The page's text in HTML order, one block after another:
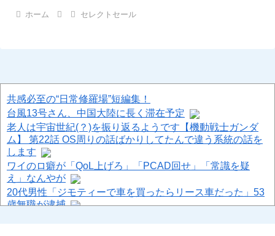
ホーム セレクトセール
共感必至の“日常修羅場”短編集！
台風13号さん、中国大陸に長く滞在予定
老人は宇宙世紀(？)を振り返るようです【機動戦士ガンダ
ム】 第22話 OS周りの話ばかりしてたんで違う系統の話を
します
ワイのロ癖が「QoL上げろ」「PCAD回せ」「常識を疑
え」なんやが
20代男性「ジモティーで車を買ったらリース車だった」53
歳無職が逮捕